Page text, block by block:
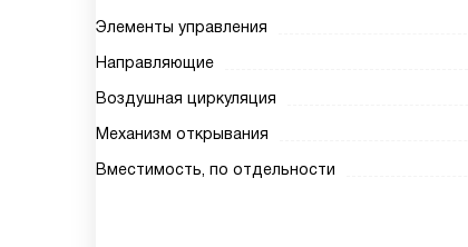
Элементы управления
Направляющие
Воздушная циркуляция
Механизм открывания
Вместимость, по отдельности